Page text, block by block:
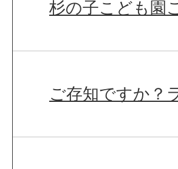
杉の子こども園
ご存知ですか？